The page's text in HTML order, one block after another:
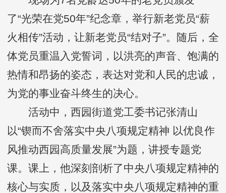
了“光荣在党50年”纪念章，举行新老党员“薪
火相传”活动，让新老党员“结对子”。随后，全
体党员重温入党誓词，以洪亮的声音、饱满的
热情和昂扬的姿态，表达对党和人民的忠诚，
为党的事业奋斗终生的决心。
活动中，西园街道党工委书记张清山
以“锲而不舍落实中央八项规定精神 以优良作
风推动西园高质量发展”为题，讲授专题党
课。课上，他深刻剖析了中央八项规定精神的
核心与实质，以及落实中央八项规定精神的重